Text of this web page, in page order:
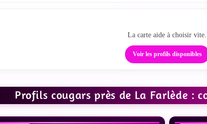
La carte aide à choisir vite.
Voir les profils disponibles
Profils cougars près de La Farlède :
VOIR